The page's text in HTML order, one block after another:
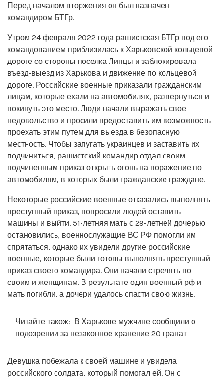
Перед началом вторжения он был назначен
командиром БТГр.
Утром 24 февраля 2022 года рашистская БТГр под его
командованием приблизилась к Харьковской кольцевой
дороге со стороны поселка Липцы и заблокировала
въезд-выезд из Харькова и движение по кольцевой
дороге. Российские военные приказали гражданским
лицам, которые ехали на автомобилях, развернуться и
покинуть это место. Люди начали выражать свое
недовольство и просили предоставить им возможность
проехать этим путем для выезда в безопасную
местность. Чтобы запугать украинцев и заставить их
подчиниться, рашистский командир отдал своим
подчиненным приказ открыть огонь на поражение по
автомобилям, в которых были гражданские граждане.
Некоторые российские военные отказались выполнять
преступный приказ, попросили людей оставить
машины и выйти. 51-летняя мать с 29-летней дочерью
остановились, военнослужащие ВС РФ помогли им
спрятаться, однако их увидели другие российские
военные, которые были готовы выполнять преступный
приказ своего командира. Они начали стрелять по
своим и женщинам. В результате один военный рф и
мать погибли, а дочери удалось спасти свою жизнь.
Читайте також: В Харькове мужчине сообщили о
подозрении за незаконное хранение 20 гранат
Девушка побежала к своей машине и увидела
российского солдата, который помогал ей. Он с